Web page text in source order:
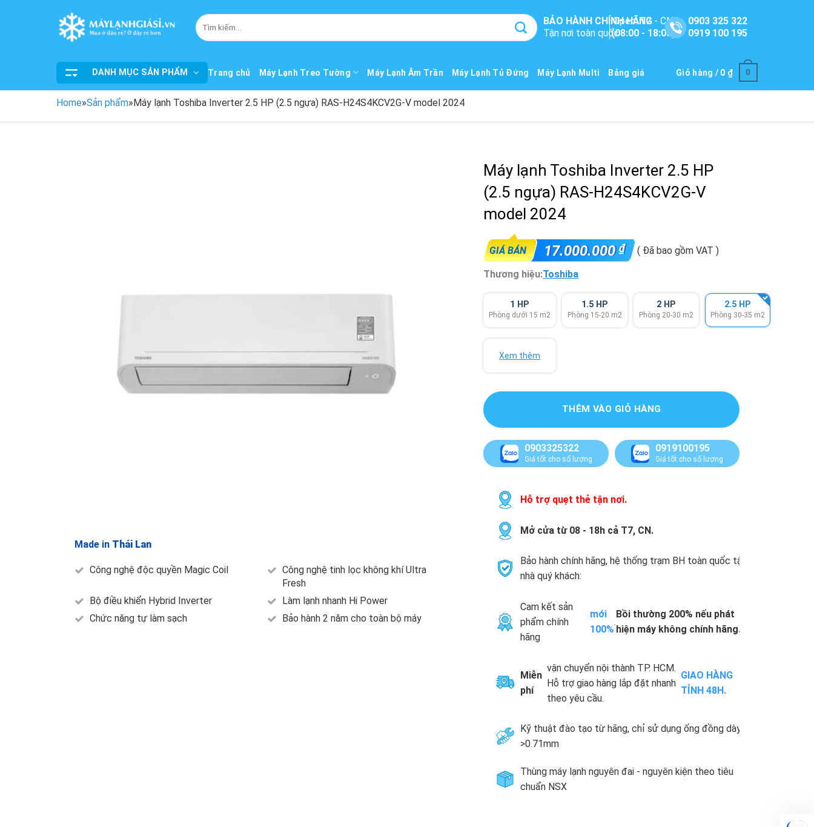
Tìm
kiếm:
BẢO HÀNH CHÍNH HÃNG
Tận nơi toàn quốc
Open: T2 - CN
(08:00 - 18:00)
0903 325 322
0919 100 195
DANH MỤC SẢN PHẨM Trang chủ Máy Lạnh Treo Tường Máy Lạnh Âm Trần Máy Lạnh Tủ Đứng Máy Lạnh Multi Bảng giá Giỏ hàng / 0 ₫ 0
Home»Sản phẩm» Máy lạnh Toshiba Inverter 2.5 HP (2.5 ngựa) RAS-H24S4KCV2G-V model 2024
Made in Thái Lan
Công nghệ độc quyền Magic Coil
Công nghệ tinh lọc không khí Ultra
Fresh
Bộ điều khiển Hybrid Inverter
Làm lạnh nhanh Hi Power
Chức năng tự làm sạch
Bảo hành 2 năm cho toàn bộ máy
Máy lạnh Toshiba Inverter 2.5 HP
(2.5 ngựa) RAS-H24S4KCV2G-V
model 2024
GIÁ BÁN 17.000.000₫ ( Đã bao gồm VAT )
Thương hiệu:Toshiba
1 HP
Phòng dưới 15 m2
1.5 HP
Phòng 15-20 m2
2 HP
Phòng 20-30 m2
2.5 HP
Phòng 30-35 m2
Xem thêm
THÊM VÀO GIỎ HÀNG
0903325322
Giá tốt cho số lượng
0919100195
Giá tốt cho số lượng
Hỗ trợ quẹt thẻ tận nơi.
Mở cửa từ 08 - 18h cả T7, CN.
Bảo hành chính hãng, hệ thống trạm BH toàn quốc tận
nhà quý khách:
Cam kết sản
phẩm chính
hãng
mới
100%
.
Bồi thường 200% nếu phát
hiện máy không chính hãng.
Miễn
phí
vận chuyển nội thành TP. HCM.
Hỗ trợ giao hàng lắp đặt nhanh
theo yêu cầu.
GIAO HÀNG
TỈNH 48H.
Kỹ thuật đào tạo từ hãng, chỉ sử dụng ống đồng dày
>0.71mm
Thùng máy lạnh nguyên đai - nguyên kiện theo tiêu
chuẩn NSX